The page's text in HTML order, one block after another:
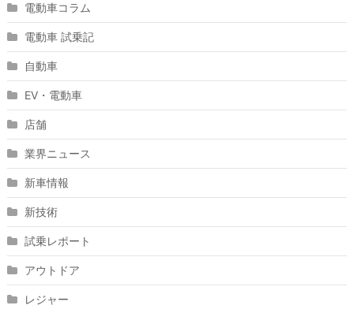
電動車コラム
電動車 試乗記
自動車
EV・電動車
店舗
業界ニュース
新車情報
新技術
試乗レポート
アウトドア
レジャー